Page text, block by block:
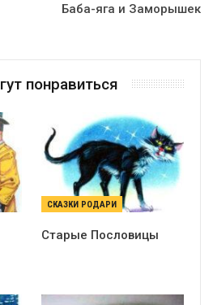
Баба-яга и Заморышек
понравиться
СКАЗКИ РОДАРИ
Старые Пословицы